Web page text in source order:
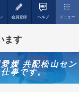
会員登録 ヘルプ メニュー
ます
媛 共配松山セン
事です。